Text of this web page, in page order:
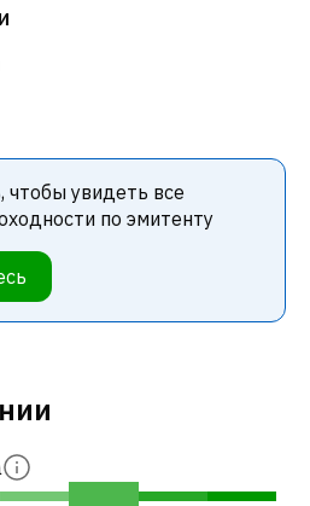
чтобы увидеть все
по эмитенту